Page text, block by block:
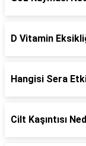
D Vitamin
Hangisi Sera
Cilt Kaşıntısı